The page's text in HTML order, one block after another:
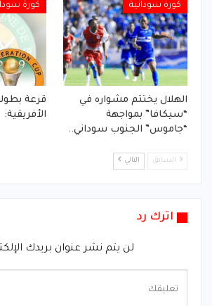
كورة سودانية
الهلال يختتم مشواره في
“سيكافا” بمواجهة
“جاموس” الجنوب سوداني..
كورة
قرعة
الأفريقية:
السابق التالي
اترك رد
لن يتم نشر عنوان بريدك